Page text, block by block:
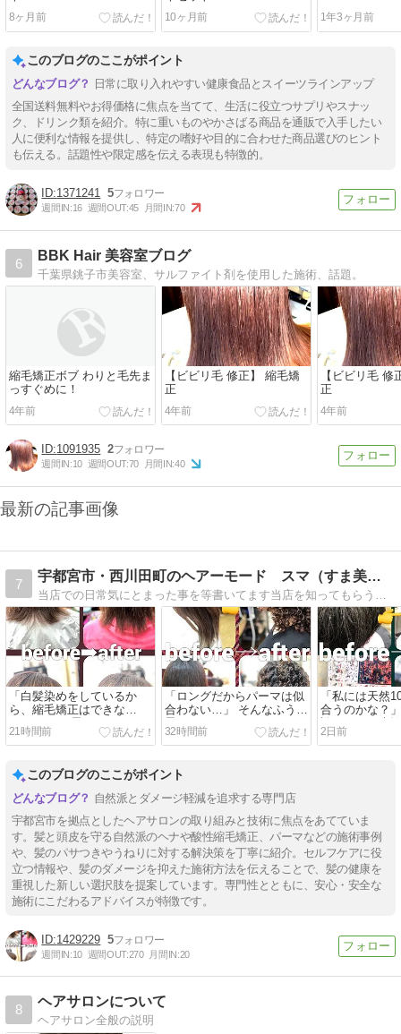
8ヶ月前
10ヶ月前
1年3ヶ月前
このブログのここがポイント
日常に取り入れやすい健康食品とスイーツラインアップ
全国送料無料やお得価格に焦点を当てて、生活に役立つサプリやスナッ
ク、ドリンク類を紹介。特に重いものやかさばる商品を通販で入手したい
人に便利な情報を提供し、特定の嗜好や目的に合わせた商品選びのヒント
も伝える。話題性や限定感を伝える表現も特徴的。
1371241 5
週間IN:16 週間OUT:45 月間IN:70
6
BBK Hair 美容室ブログ
千葉県銚子市美容室、サルファイト剤を使用した施術、話題。
縮毛矯正ボブ わりと毛先ま
っすぐめに！
4年前
【ビビリ毛 修正】 縮毛矯
正
4年前
【ビビリ毛 修
正
4年前
1091935 2
週間IN:10 週間OUT:70 月間IN:40
最新の記事画像
7
宇都宮市・西川田町のヘアーモード スマ（すま美容室）
「白髪染めをしているか
ら、縮毛矯正はできな
い…」 そう思って、クセや
広がりを我慢していません
21時間前
「ロングだからパーマは似
合わない…」 そんなふうに
思っていませんか？
32時間前
「私には天然
合うのかな？
談だけでも大
2日前
このブログのここがポイント
自然派とダメージ軽減を追求する専門店
宇都宮市を拠点としたヘアサロンの取り組みと技術に焦点をあてていま
す。髪と頭皮を守る自然派のヘナや酸性縮毛矯正、パーマなどの施術事例
や、髪のパサつきやうねりに対する解決策を丁寧に紹介。セルフケアに役
立つ情報や、髪のダメージを抑えた施術方法を伝えることで、髪の健康を
重視した新しい選択肢を提案しています。専門性とともに、安心・安全な
施術にこだわるアドバイスが特徴です。
1429229 5
週間IN:10 週間OUT:270 月間IN:20
8
ヘアサロンについて
ヘアサロン全般の説明